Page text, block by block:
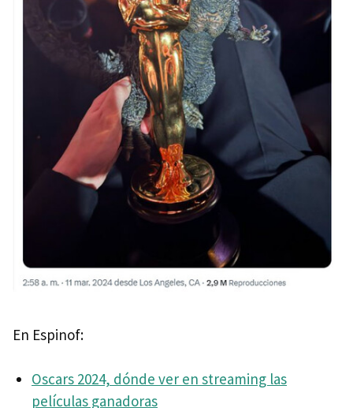
En Espinof:
Oscars 2024, dónde ver en streaming las
películas ganadoras